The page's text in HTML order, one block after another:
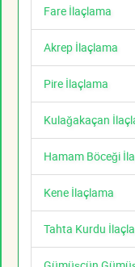
Fare İlaçlama
Akrep İlaçlama
Pire İlaçlama
Kulağakaçan
Hamam Böceği
Kene İlaçlama
Tahta Kurdu